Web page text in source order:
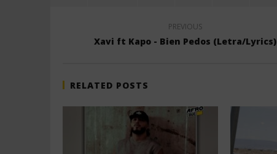
PREVIOUS
Xavi ft Kapo - Bien Pedos (Letra/Lyrics)
RELATED POSTS